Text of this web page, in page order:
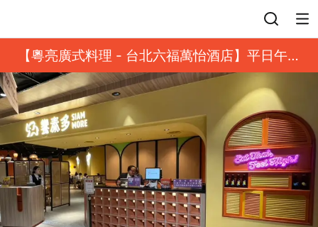
【粵亮廣式料理 - 台北六福萬怡酒店】平日午餐
8 折起｜靓港點套餐